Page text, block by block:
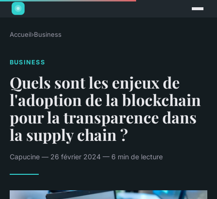
Accueil›Business
BUSINESS
Quels sont les enjeux de
l'adoption de la blockchain
pour la transparence dans
la supply chain ?
Capucine — 26 février 2024 — 6 min de lecture